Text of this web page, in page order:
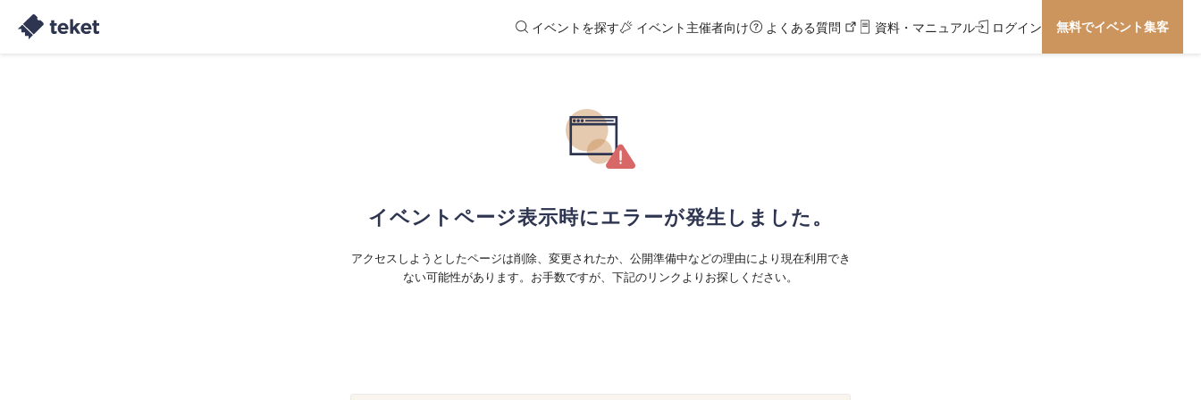
イベントを探す イベント主催者向け よくある質問 資料・マニュアル ログイン 無料でイベント集客
イベントページ表示時にエラーが発生しました。
アクセスしようとしたページは削除、変更されたか、公開準備中などの理由により現在利用でき
ない可能性があります。お手数ですが、下記のリンクよりお探しください。